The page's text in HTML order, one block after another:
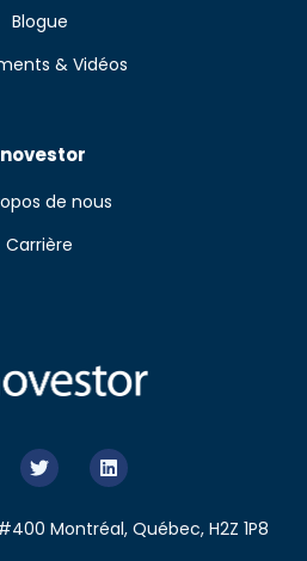
Blogue
& Vidéos
de nous
Carrière
Montréal, Québec, H2Z 1P8